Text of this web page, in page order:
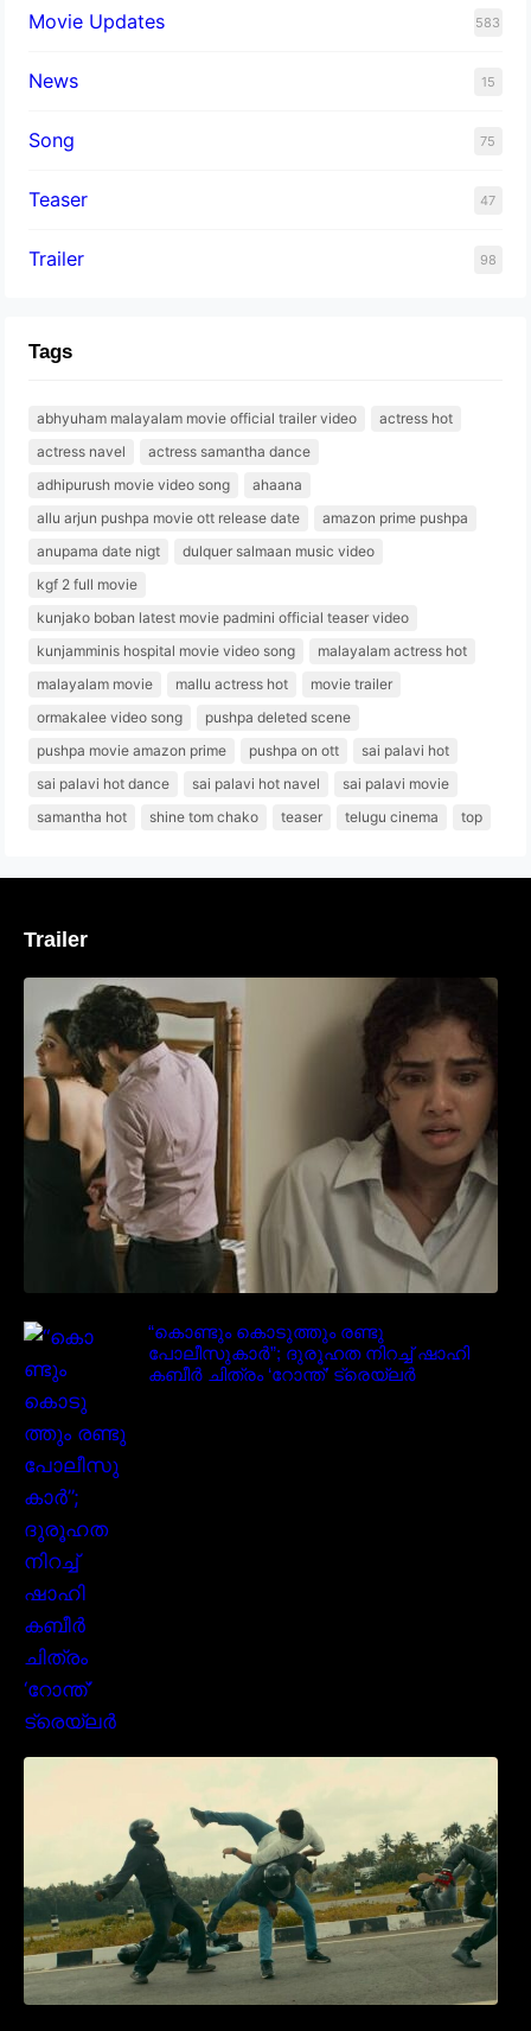
Movie Updates 583
News 15
Song 75
Teaser 47
Trailer 98
Tags
abhyuham malayalam movie official trailer video
actress hot
actress navel
actress samantha dance
adhipurush movie video song
ahaana
allu arjun pushpa movie ott release date
amazon prime pushpa
anupama date nigt
dulquer salmaan music video
kgf 2 full movie
kunjako boban latest movie padmini official teaser video
kunjamminis hospital movie video song
malayalam actress hot
malayalam movie
mallu actress hot
movie trailer
ormakalee video song
pushpa deleted scene
pushpa movie amazon prime
pushpa on ott
sai palavi hot
sai palavi hot dance
sai palavi hot navel
sai palavi movie
samantha hot
shine tom chako teaser telugu cinema top
Trailer
‘മരീചിക’യുമായി അനുപമ പരമേശ്വരൻ;
മിസ്റ്ററി ത്രില്ലർ ട്രെയിലർ
വൈറലാകുന്നു..
“കൊണ്ടും കൊടുത്തും രണ്ടു
പോലീസുകാർ”; ദുരൂഹത നിറച്ച് ഷാഹി
കബീർ ചിത്രം ‘റോന്ത്’ ട്രെയ്‌ലർ